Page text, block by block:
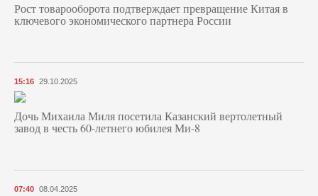
Рост товарооборота подтверждает превращение Китая в
ключевого экономического партнера России
15:16 29.10.2025
Дочь Михаила Миля посетила Казанский вертолетный
завод в честь 60-летнего юбилея Ми-8
07:40 08.04.2025